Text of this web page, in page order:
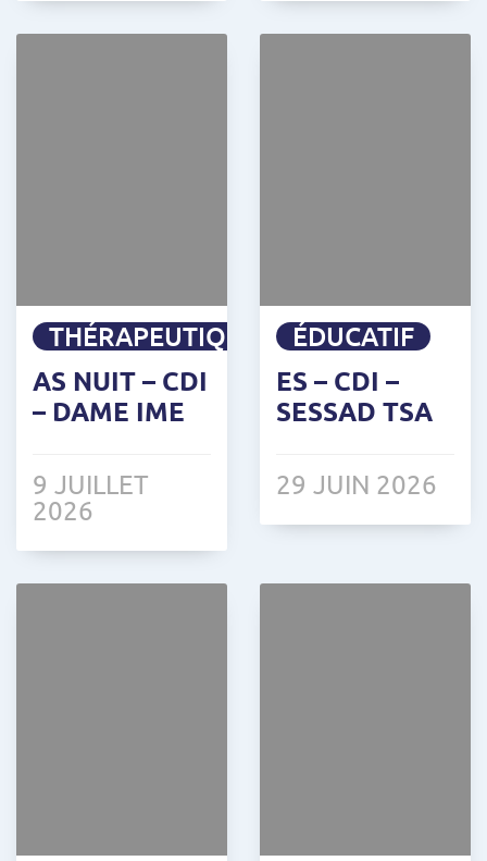
THÉRAPEUTIQUE
AS NUIT – CDI
– DAME IME
9 JUILLET
2026
ÉDUCATIF
ES – CDI –
SESSAD TSA
29 JUIN 2026